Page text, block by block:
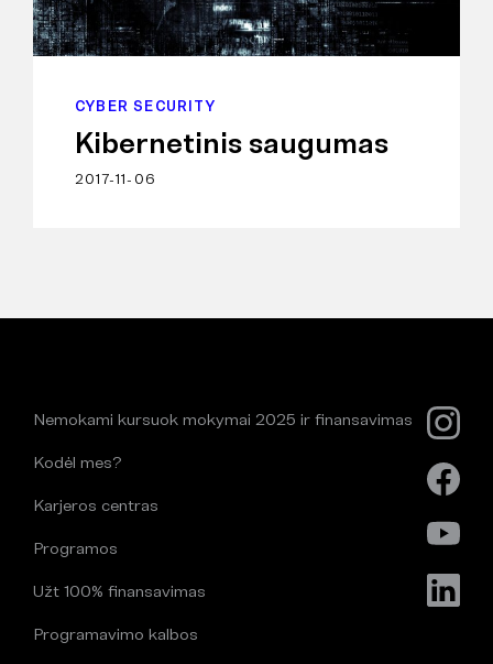
CYBER SECURITY
Kibernetinis saugumas
2017-11-06
Nemokami kursuok mokymai 2025 ir finansavimas
Kodėl mes?
Karjeros centras
Programos
Užt 100% finansavimas
Programavimo kalbos